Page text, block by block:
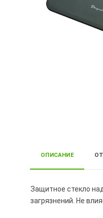
ОПИСАНИЕ
Защитное стекло
загрязнений. Не